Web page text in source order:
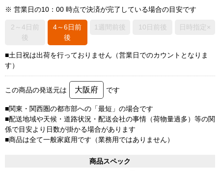
※ 営業日の10：00 時点で決済が完了している場合の目安です
2～4日前
後
4～6日前
後
1週間前後 10日前後 日時指定×
■土日祝は出荷を行っておりません（営業日でのカウントとなりま
す）
この商品の発送元は 大阪府 です
■関東・関西圏の都市部への「最短」の場合です
■配送地域や天候・道路状況・配送会社の事情（荷物量過多）等の関
係で目安より日数が掛かる場合があります
■商品は全て一般家庭用です（業務用ではありません）
商品スペック